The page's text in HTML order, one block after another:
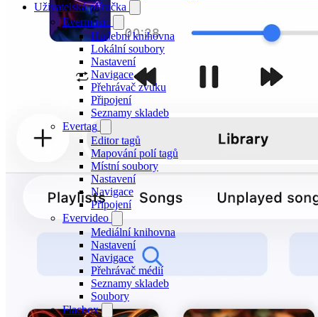
Uživatelská příručka
Evermusic
Hudební knihovna
Lokální soubory
Nastavení
Navigace
Přehrávač zvuku
Připojení
Seznamy skladeb
Evertag
Editor tagů
Mapování polí tagů
Místní soubory
Nastavení
Navigace
Připojení
Evervideo
Mediální knihovna
Nastavení
Navigace
Přehrávač médií
Seznamy skladeb
Soubory
Flacbox